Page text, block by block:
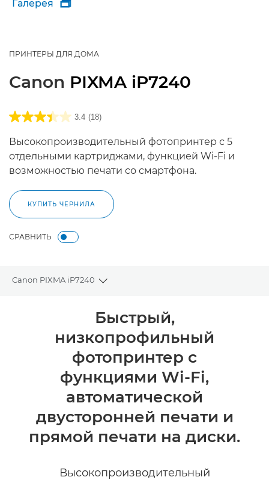
Галерея 
ПРИНТЕРЫ ДЛЯ ДОМА
Canon PIXMA iP7240
3.4 (18)
Высокопроизводительный фотопринтер с 5
отдельными картриджами, функцией Wi-Fi и
возможностью печати со смартфона.
КУПИТЬ ЧЕРНИЛА
СРАВНИТЬ
Canon PIXMA iP7240
Toggle breadcrumbs
Технические характеристики
КУПИТЬ ЧЕРНИЛА
Быстрый,
низкопрофильный
фотопринтер с
функциями Wi-Fi,
автоматической
двусторонней печати и
прямой печати на диски.
Высокопроизводительный